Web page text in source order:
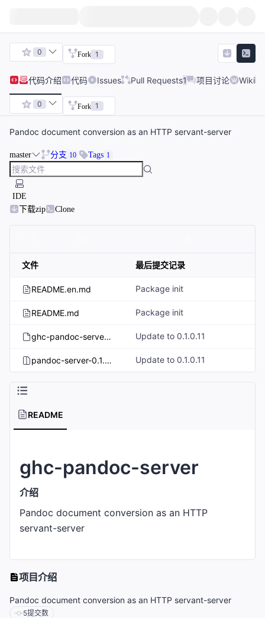
0 Fork 1
代码介绍 代码 Issues Pull Requests1 项目讨论 Wiki
0 Fork 1
Pandoc document conversion as an HTTP servant-server
master 分支 10 Tags 1
IDE
下载zip
Clone
文件 最后提交记录
README.en.md Package init
README.md Package init
ghc-pandoc-server.spec Update to 0.1.0.11
pandoc-server-0.1.0.11.tar.gz Update to 0.1.0.11
README
ghc-pandoc-server
介绍
Pandoc document conversion as an HTTP
servant-server
项目介绍
Pandoc document conversion as an HTTP servant-server
5提交数